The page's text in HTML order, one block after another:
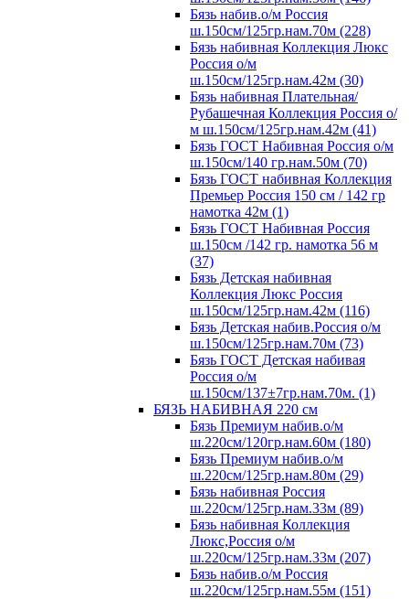
Бязь набив.о/м Россия
ш.150см/125гр.нам.70м (228)
Бязь набивная Коллекция Люкс
Россия о/м
ш.150см/125гр.нам.42м (30)
Бязь набивная Плательная/
Рубашечная Коллекция Россия о/
м ш.150см/125гр.нам.42м (41)
Бязь ГОСТ Набивная Россия о/м
ш.150см/140 гр.нам.50м (70)
Бязь ГОСТ набивная Коллекция
Премьер Россия 150 см / 142 гр
намотка 42м (1)
Бязь ГОСТ Набивная Россия
ш.150см /142 гр. намотка 56 м
(37)
Бязь Детская набивная
Коллекция Люкс Россия
ш.150см/125гр.нам.42м (116)
Бязь Детская набив.Россия о/м
ш.150см/125гр.нам.70м (73)
Бязь ГОСТ Детская набивая
Россия о/м
ш.150см/137±7гр.нам.70м. (1)
БЯЗЬ НАБИВНАЯ 220 см
Бязь Премиум набив.о/м
ш.220см/120гр.нам.60м (180)
Бязь Премиум набив.о/м
ш.220см/125гр.нам.80м (29)
Бязь набивная Россия
ш.220см/125гр.нам.33м (89)
Бязь набивная Коллекция
Люкс,Россия о/м
ш.220см/125гр.нам.33м (207)
Бязь набив.о/м Россия
ш.220см/125гр.нам.55м (151)